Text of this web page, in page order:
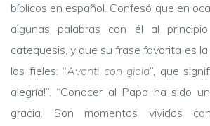
bíblicos en español. Confesó que en
algunas palabras con él al
catequesis, y que su frase favorita es
los fieles: “Avanti con gioia”, que
alegría!”. “Conocer al Papa ha sido
gracia. Son momentos vividos